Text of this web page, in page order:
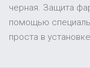
черная. Защита
помощью
проста в